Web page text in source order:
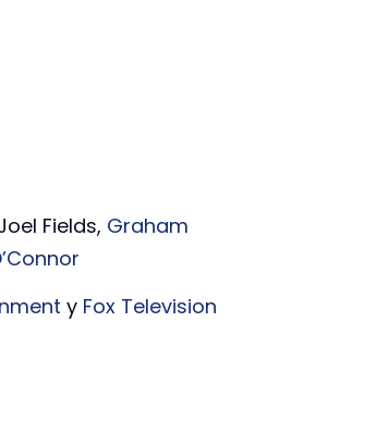
Fields, Graham
y Fox Television